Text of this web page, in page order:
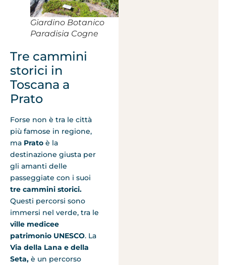
Giardino Botanico
Paradisia Cogne
Tre cammini
storici in
Toscana a
Prato
Forse non è tra le città
più famose in regione,
ma Prato è la
destinazione giusta per
gli amanti delle
passeggiate con i suoi
tre cammini storici.
Questi percorsi sono
immersi nel verde, tra le
ville medicee
patrimonio UNESCO. La
Via della Lana e della
Seta, è un percorso